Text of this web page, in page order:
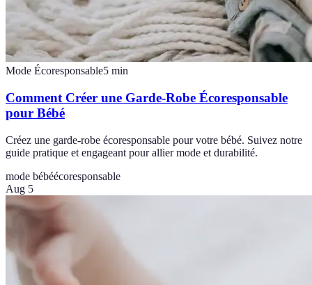
Mode Écoresponsable5 min
Comment Créer une Garde-Robe Écoresponsable
pour Bébé
Créez une garde-robe écoresponsable pour votre bébé. Suivez notre
guide pratique et engageant pour allier mode et durabilité.
mode bébéécoresponsable
Aug 5